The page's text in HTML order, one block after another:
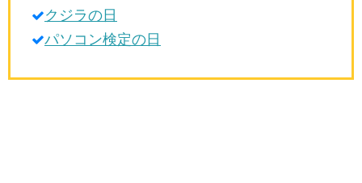
クジラの日
パソコン検定の日